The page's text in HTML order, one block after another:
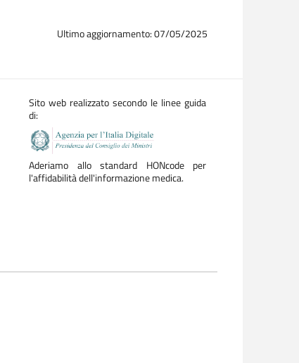
Ultimo aggiornamento: 07/05/2025
Sito web realizzato secondo le linee guida
di:
Aderiamo allo standard HONcode per
l'affidabilità dell'informazione medica.